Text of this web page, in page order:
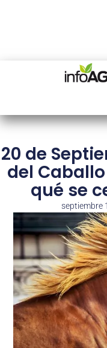
20 de
del
qué se
septiembre